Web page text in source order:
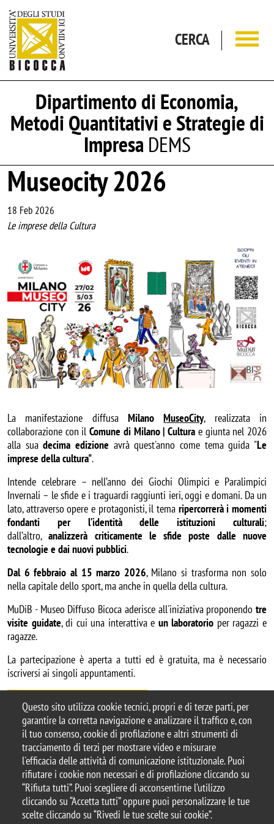
Questo sito utilizza cookie tecnici, propri e di terze parti, per
garantire la corretta navigazione e analizzare il traffico e, con
il tuo consenso, cookie di profilazione e altri strumenti di
tracciamento di terzi per mostrare video e misurare
l'efficacia delle attività di comunicazione istituzionale. Puoi
rifiutare i cookie non necessari e di profilazione cliccando su
“Rifiuta tutti”. Puoi scegliere di acconsentirne l’utilizzo
cliccando su “Accetta tutti” oppure puoi personalizzare le tue
scelte cliccando su “Rivedi le tue scelte sui cookie”.
CERCA
Dipartimento di Economia,
Metodi Quantitativi e Strategie di
ImpresaDEMS
Museocity 2026
18 Feb 2026
Le imprese della Cultura
La manifestazione diffusa MilanoMuseoCity, realizzata in
collaborazione con ilComune di Milano | Cultura e giunta nel 2026
alla suadecima edizione avrà quest'anno come tema guida "Le
imprese della cultura".
Intende celebrare – nell’anno dei Giochi Olimpici e Paralimpici
Invernali – le sfide e i traguardi raggiunti ieri, oggi e domani. Da un
lato, attraverso opere e protagonisti, il tema ripercorrerà i momenti
fondanti per l’identità delle istituzioni culturali;
dall’altro,analizzerà criticamente le sfide poste dalle nuove
tecnologie e dai nuovi pubblici.
Dal 6 febbraio al 15 marzo 2026, Milano si trasforma non solo
nella capitale dello sport, ma anche in quella della cultura.
MuDiB - Museo Diffuso Bicoca aderisce all'iniziativa proponendo tre
visite guidate, di cui una interattiva e un laboratorio per ragazzi e
ragazze.
La partecipazione è aperta a tutti ed è gratuita, ma è necessario
iscriversi ai singoli appuntamenti.
© 2025 Università degli Studi di Milano-Bicocca
Piazza dell'Ateneo Nuovo, 1 - 20126, Milano
Casella PEC:ateneo.bicocca@pec.unimib.it
P.I. 12621570154 |
redazioneweb.dems@unimib.it